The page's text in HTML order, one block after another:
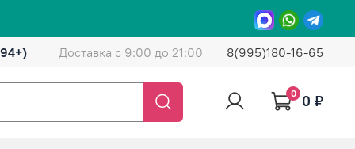
Доставка с 9:00 до 21:00 8(995)180-16-65
0 0 ₽